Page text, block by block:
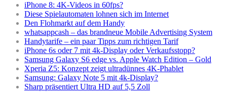
iPhone 8: 4K-Videos in 60fps?
Diese Spielautomaten lohnen sich im Internet
Den Flohmarkt auf dem Handy
whatsappcash – das brandneue Mobile Advertising System
Handytarife – ein paar Tipps zum richtigen Tarif
iPhone 6s oder 7 mit 4k-Display oder Verkaufsstopp?
Samsung Galaxy S6 edge vs. Apple Watch Edition – Gold
Xperia Z5: Konzept zeigt ultradünnes 4K-Phablet
Samsung: Galaxy Note 5 mit 4k-Display?
Sharp präsentiert Ultra HD auf 5,5 Zoll